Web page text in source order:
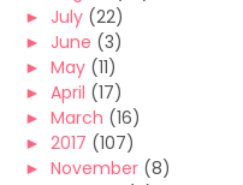
► July (22)
► June (3)
► May (11)
► April (17)
► March (16)
► 2017 (107)
► November (8)